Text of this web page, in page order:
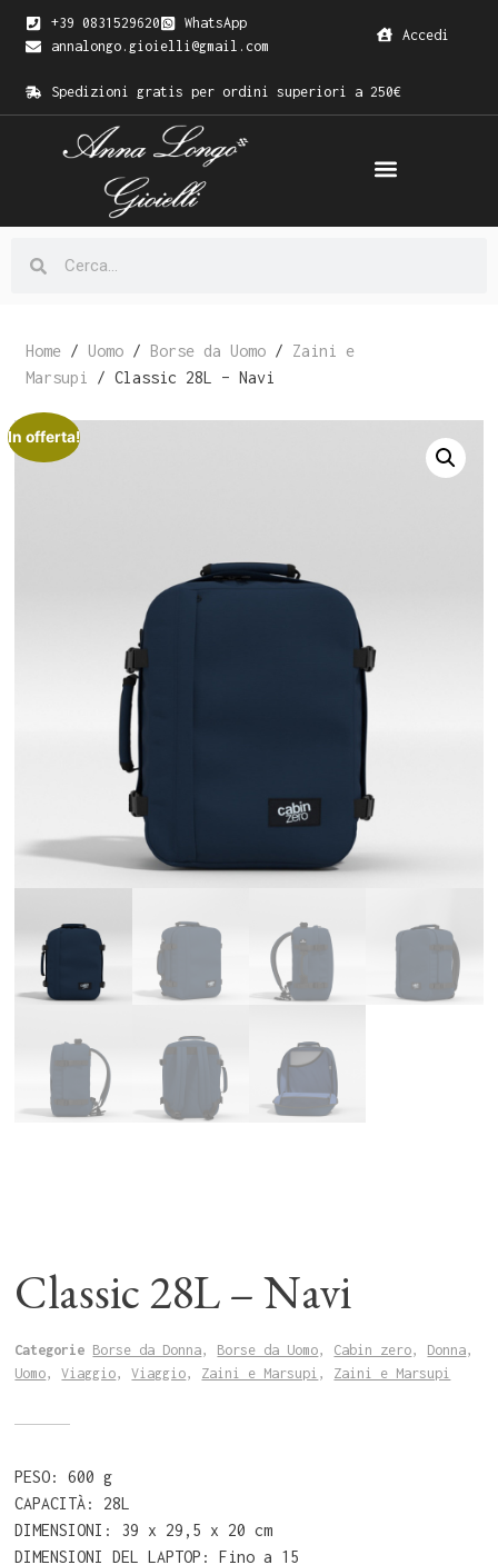
+39 0831529620
WhatsApp
annalongo.gioielli@gmail.com
Accedi
Spedizioni gratis per ordini superiori a 250€
Home / Uomo / Borse da Uomo / Zaini e
Marsupi
/ Classic 28L – Navi
In offerta!
Classic 28L – Navi
Categorie Borse da Donna, Borse da Uomo, Cabin zero, Donna,
Uomo,Viaggio,Viaggio, Zaini e Marsupi , Zaini e Marsupi
PESO: 600 g
CAPACITÀ: 28L
DIMENSIONI: 39 x 29,5 x 20 cm
DIMENSIONI DEL LAPTOP: Fino a 15